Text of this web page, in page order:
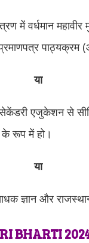
में वर्धमान महावीर
प्रमाणपत्र
या
सेकेंडरी एजुकेशन से
रूप में हो।
या
ज्ञान और
BHARTI